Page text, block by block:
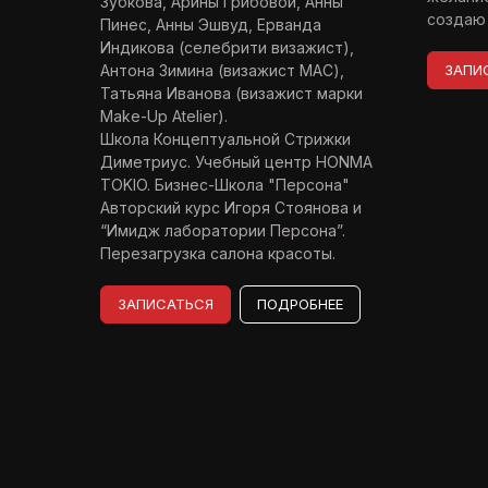
Пинес, Анны Эшвуд, Ерванда
Индикова (селебрити визажист),
Антона Зимина (визажист МАС),
Татьяна Иванова (визажист марки
Make-Up Atelier).
Школа Концептуальной Стрижки
Диметриус. Учебный центр HONMA
TOKIO. Бизнес-Школа "Персона"
Авторский курс Игоря Стоянова и
“Имидж лаборатории Персона”.
Перезагрузка салона красоты.
ЗАПИСАТЬСЯ ПОДРОБНЕЕ
создаю